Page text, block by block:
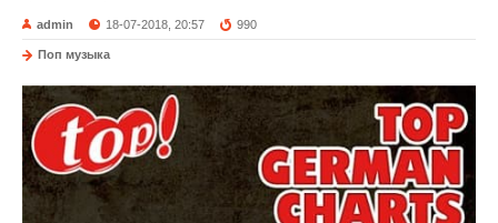
admin 18-07-2018, 20:57 990
Поп музыка